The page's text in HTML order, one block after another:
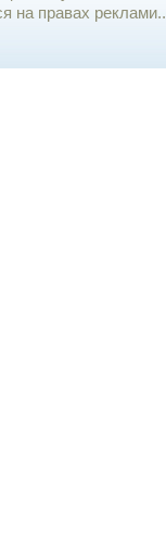
на правах реклами..